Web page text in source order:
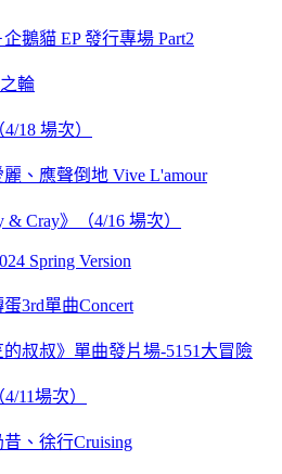
鵝貓 EP 發⾏專場 Part2
輪
18 場次）
、應聲倒地 Vive L'amour
Cray》（4/16 場次）
Spring Version
3rd單曲Concert
叔叔》單曲發片場-5151大冒險
11場次）
、徐行Cruising